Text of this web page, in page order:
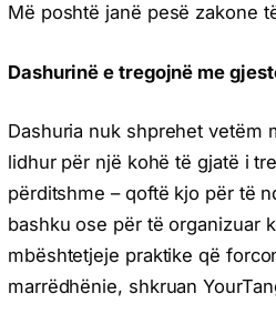
Më poshtë janë pesë zakone
Dashurinë e tregojnë me
Dashuria nuk shprehet vetëm
lidhur për një kohë të gjatë i
përditshme – qoftë kjo për të
bashku ose për të organizuar
mbështetjeje praktike që
marrëdhënie, shkruan